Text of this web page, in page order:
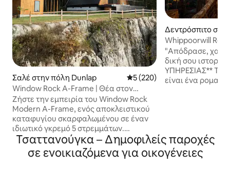
Σαλέ στην πόλη Dunlap Μέση βαθμολογία: 5 στα 5,
5 (220)
Window Rock A-Frame | Θέα στον
γκρεμό, υδρομασάζ, στο κορυφαίο 1%
Ζήστε την εμπειρία του Window Rock
Modern A-Frame, ενός αποκλειστικού
καταφυγίου σκαρφαλωμένου σε έναν
ιδιωτικό γκρεμό 5 στρεμμάτων.
Ξυπνήστε με πανοραμική θέα στα
βουνά από τη σουίτα king με
υπερυψωμένο κρεβάτι. Απολαύστε το
Δεντρόσπιτο
enton
Whippoorwill
"Απόδρασε,
δική σου
ΥΠΗΡΕΣΙΑΣ** Το
είναι ένα
για να
ηλίου, υπαίθριο
για χαλαρές
Τσαττανούγκα – Δημοφιλείς παροχές
σε ενοικιαζόμενα για οικογένειες